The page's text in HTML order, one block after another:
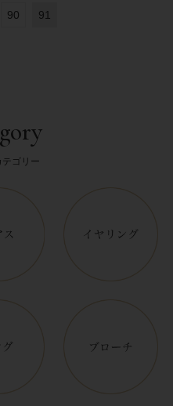
90 91
ゴリー